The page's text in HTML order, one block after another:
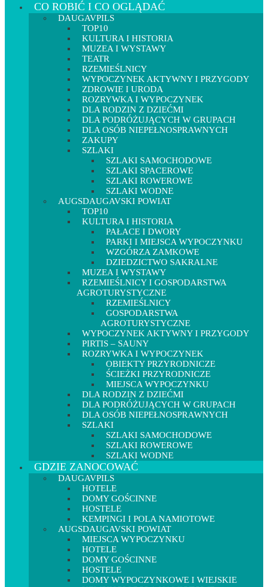
CO ROBIĆ I CO OGLĄDAĆ
DAUGAVPILS
TOP10
KULTURA I HISTORIA
MUZEA I WYSTAWY
TEATR
RZEMIEŚLNICY
WYPOCZYNEK AKTYWNY I PRZYGODY
ZDROWIE I URODA
ROZRYWKA I WYPOCZYNEK
DLA RODZIN Z DZIEĆMI
DLA PODRÓŻUJĄCYCH W GRUPACH
DLA OSÓB NIEPEŁNOSPRAWNYCH
ZAKUPY
SZLAKI
SZLAKI SAMOCHODOWE
SZLAKI SPACEROWE
SZLAKI ROWEROWE
SZLAKI WODNE
AUGSDAUGAVSKI POWIAT
TOP10
KULTURA I HISTORIA
PAŁACE I DWORY
PARKI I MIEJSCA WYPOCZYNKU
WZGÓRZA ZAMKOWE
DZIEDZICTWO SAKRALNE
MUZEA I WYSTAWY
RZEMIEŚLNICY I GOSPODARSTWA
AGROTURYSTYCZNE
RZEMIEŚLNICY
GOSPODARSTWA
AGROTURYSTYCZNE
WYPOCZYNEK AKTYWNY I PRZYGODY
PIRTIS – SAUNY
ROZRYWKA I WYPOCZYNEK
OBIEKTY PRZYRODNICZE
ŚCIEŻKI PRZYRODNICZE
MIEJSCA WYPOCZYNKU
DLA RODZIN Z DZIEĆMI
DLA PODRÓŻUJĄCYCH W GRUPACH
DLA OSÓB NIEPEŁNOSPRAWNYCH
SZLAKI
SZLAKI SAMOCHODOWE
SZLAKI ROWEROWE
SZLAKI WODNE
GDZIE ZANOCOWAĆ
DAUGAVPILS
HOTELE
DOMY GOŚCINNE
HOSTELE
KEMPINGI I POLA NAMIOTOWE
AUGSDAUGAVSKI POWIAT
MIEJSCA WYPOCZYNKU
HOTELE
DOMY GOŚCINNE
HOSTELE
DOMY WYPOCZYNKOWE I WIEJSKIE